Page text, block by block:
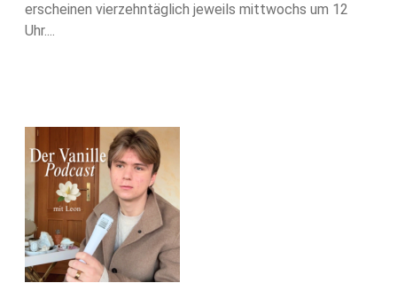
erscheinen vierzehntäglich jeweils mittwochs um 12
Uhr....